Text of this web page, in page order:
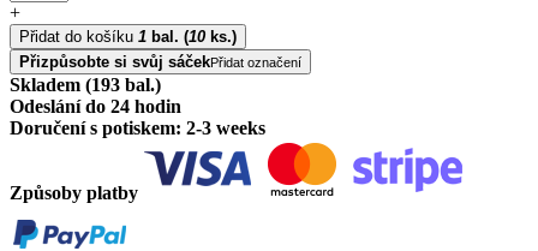
+
Přidat do košíku 1 bal. (10 ks.)
Přizpůsobte si svůj sáčekPřidat označení
Skladem (193 bal.)
Odeslání do 24 hodin
Doručení s potiskem: 2-3 weeks
Způsoby platby